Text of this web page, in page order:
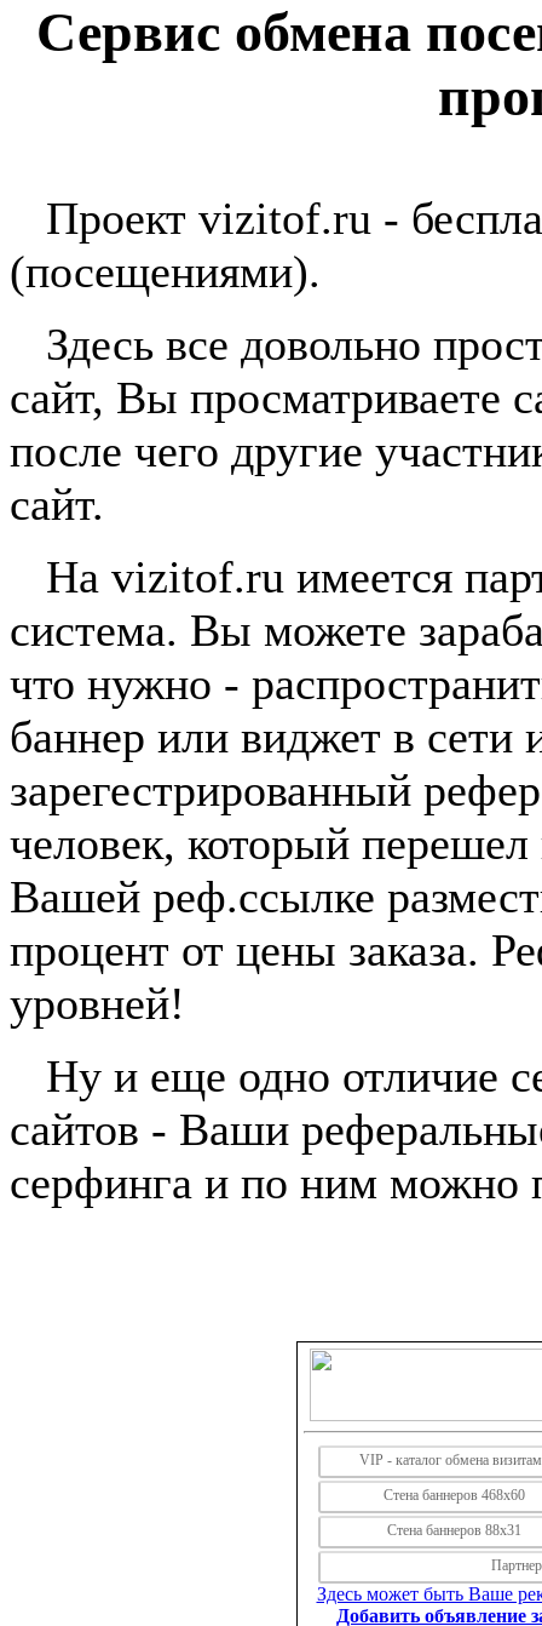
Сервис обмена
Проект vizitof.ru -
(посещениями).
Здесь все довольно
сайт, Вы просматриваете
после чего другие
сайт.
На vizitof.ru имеется
система. Вы можете
что нужно -
баннер или виджет в сети
зарегестрированный
человек, который
Вашей реф.ссылке
процент от цены заказа.
уровней!
Ну и еще одно отличие
сайтов - Ваши
серфинга и по ним можно
VIP - каталог обмена
Стена баннеров 468х60
Стена баннеров 88х31
Здесь может быть Ваше
Добавить объявление